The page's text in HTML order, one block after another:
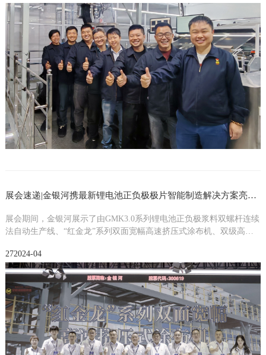
展会速递|金银河携最新锂电池正负极极片智能制造解决方案亮相CIBF2024
展会期间，金银河展示了由GMK3.0系列锂电池正负极浆料双螺杆连续
法自动生产线、“红金龙”系列双面宽幅高速挤压式涂布机、双级高精
272024-04